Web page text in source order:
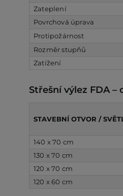
Zateplení
Povrchová úprava
Protipožárnost
Rozměr stupňů
Zatížení
Střešní výlez FDA –
STAVEBNÍ OTVOR /
140 x 70 cm
130 x 70 cm
120 x 70 cm
120 x 60 cm